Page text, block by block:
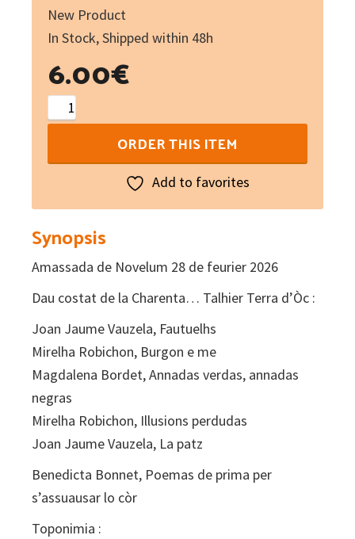
New Product
In Stock, Shipped within 48h
6.00€
Paraulas
de
ORDER THIS ITEM
Add to favorites
Synopsis
Amassada de Novelum 28 de feurier 2026
Dau costat de la Charenta… Talhier Terra d’Òc :
Joan Jaume Vauzela, Fautuelhs
Mirelha Robichon, Burgon e me
Magdalena Bordet, Annadas verdas, annadas
negras
Mirelha Robichon, Illusions perdudas
Joan Jaume Vauzela, La patz
Benedicta Bonnet, Poemas de prima per
s’assuausar lo còr
Toponimia :